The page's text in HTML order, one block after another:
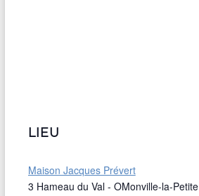
LIEU
Maison Jacques Prévert
3 Hameau du Val - OMonville-la-Petite